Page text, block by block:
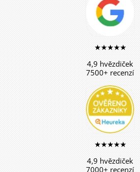
★★★★★
4,9 hvězdiček
7500+ recenzí
★★★★★
4,9 hvězdiček
7000+ recenzí